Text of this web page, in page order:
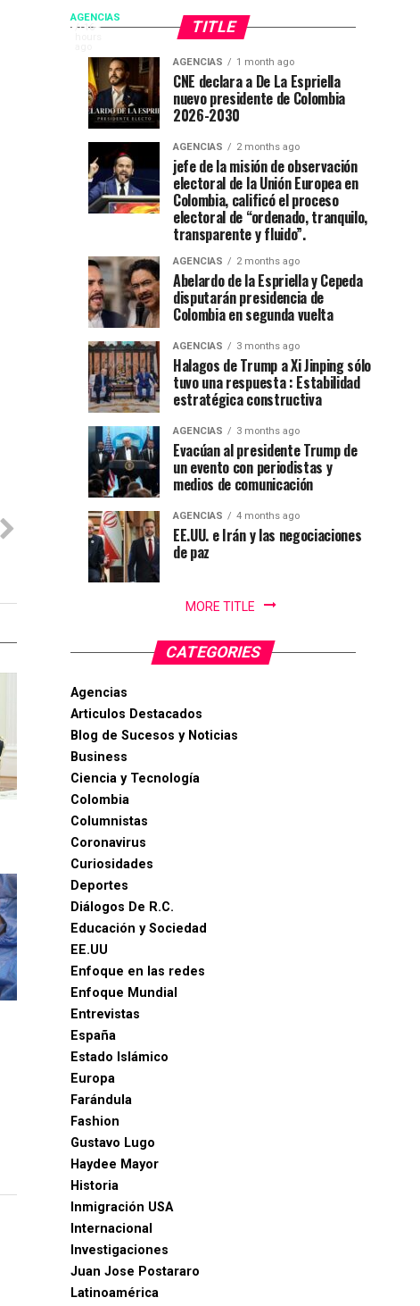
TITLE
AGENCIAS
16
De
La
Espriella
toma
posesión
presidente
de
Colombia
en
cantón
militar
de
Cali
EP
NEWS
posesión
presidencial
Colombia
recuperación
del
orden
lucha
contra
crimen...
AGENCIAS
3
weeks
ago
Campeonato
internacional
natación
Ibagué
AGENCIAS
4
weeks
ago
“Mi
casa
está
fiesta”
festival
del
folclor
colombiano
AGENCIAS 1 month ago
CNE declara a De La Espriella
nuevo presidente de Colombia
2026-2030
AGENCIAS 2 months ago
jefe de la misión de observación
electoral de la Unión Europea en
Colombia, calificó el proceso
electoral de “ordenado, tranquilo,
transparente y fluido”.
AGENCIAS 2 months ago
Abelardo de la Espriella y Cepeda
disputarán presidencia de
Colombia en segunda vuelta
AGENCIAS 3 months ago
Halagos de Trump a Xi Jinping sólo
tuvo una respuesta : Estabilidad
estratégica constructiva
AGENCIAS 3 months ago
Evacúan al presidente Trump de
un evento con periodistas y
medios de comunicación
AGENCIAS 4 months ago
EE.UU. e Irán y las negociaciones
de paz
MORE TITLE
CATEGORIES
Agencias
Articulos Destacados
Blog de Sucesos y Noticias
Business
Ciencia y Tecnología
Colombia
Columnistas
Coronavirus
Curiosidades
Deportes
Diálogos De R.C.
Educación y Sociedad
EE.UU
Enfoque en las redes
Enfoque Mundial
Entrevistas
España
Estado Islámico
Europa
Farándula
Fashion
Gustavo Lugo
Haydee Mayor
Historia
Inmigración USA
Internacional
Investigaciones
Juan Jose Postararo
Latinoamérica